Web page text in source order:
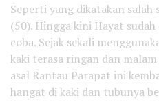
Seperti yang dikatakan salah
(50). Hingga kini Hayat
coba. Sejak sekali
kaki terasa ringan dan
asal Rantau Parapat ini
hangat di kaki dan tubunya